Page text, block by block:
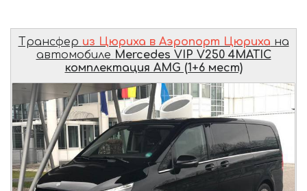
Трансфер из Цюриха в Аэропорт Цюриха на
автомобиле Mercedes VIP V250 4MATIC
комплектация AMG (1+6 мест)